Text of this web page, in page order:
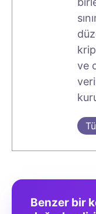
ve
Benzer bir